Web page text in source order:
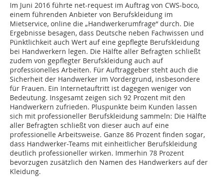
Im Juni 2016 führte net-request im Auftrag von CWS-boco,
einem führenden Anbieter von Berufskleidung im
Mietservice, online die „Handwerkerumfrage“ durch. Die
Ergebnisse besagen, dass Deutsche neben Fachwissen und
Pünktlichkeit auch Wert auf eine gepflegte Berufskleidung
bei Handwerkern legen. Die Hälfte aller Befragten schließt
zudem von gepflegter Berufskleidung auch auf
professionelles Arbeiten. Für Auftraggeber steht auch die
Sicherheit der Handwerker im Vordergrund, insbesondere
für Frauen. Ein Internetauftritt ist dagegen weniger von
Bedeutung. Insgesamt zeigen sich 92 Prozent mit den
Handwerkern zufrieden. Pluspunkte beim Kunden lassen
sich mit professioneller Berufskleidung sammeln: Die Hälfte
aller Befragten schließt von dieser auch auf eine
professionelle Arbeitsweise. Ganze 86 Prozent finden sogar,
dass Handwerker-Teams mit einheitlicher Berufskleidung
deutlich professioneller wirken. Immerhin 78 Prozent
bevorzugen zusätzlich den Namen des Handwerkers auf der
Kleidung.